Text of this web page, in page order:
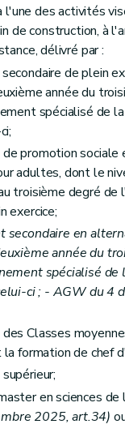
l'une des activités
de construction, à
délivré par :
de plein
année du
spécialisé de
promotion sociale
adultes, dont le
troisième degré de
exercice;
secondaire en
année du
spécialisé de
ci ; - AGW du 4
Classes
formation de chef
en sciences de
2025, art.34)